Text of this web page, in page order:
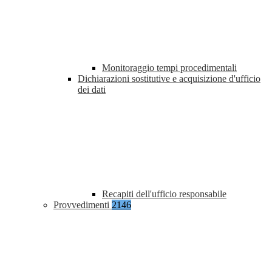
Monitoraggio tempi procedimentali
Dichiarazioni sostitutive e acquisizione d'ufficio
dei dati
Recapiti dell'ufficio responsabile
Provvedimenti 2146